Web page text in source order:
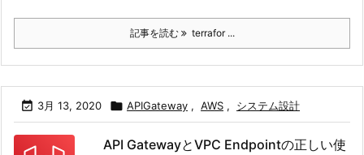
記事を読む terrafor ...
 3月 13, 2020  APIGateway , AWS , システム設計
API GatewayとVPC Endpointの正しい使